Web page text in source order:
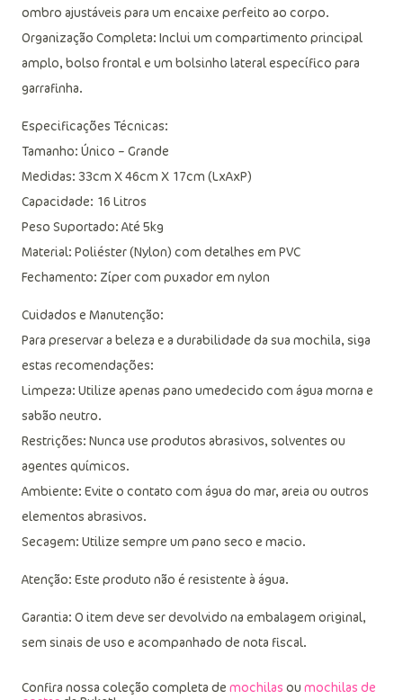
ombro ajustáveis para um encaixe perfeito ao corpo.
Organização Completa: Inclui um compartimento principal
amplo, bolso frontal e um bolsinho lateral específico para
garrafinha.
Especificações Técnicas:
Tamanho: Único – Grande
Medidas: 33cm X 46cm X 17cm (LxAxP)
Capacidade: 16 Litros
Peso Suportado: Até 5kg
Material: Poliéster (Nylon) com detalhes em PVC
Fechamento: Zíper com puxador em nylon
Cuidados e Manutenção:
Para preservar a beleza e a durabilidade da sua mochila, siga
estas recomendações:
Limpeza: Utilize apenas pano umedecido com água morna e
sabão neutro.
Restrições: Nunca use produtos abrasivos, solventes ou
agentes químicos.
Ambiente: Evite o contato com água do mar, areia ou outros
elementos abrasivos.
Secagem: Utilize sempre um pano seco e macio.
Atenção: Este produto não é resistente à água.
Garantia: O item deve ser devolvido na embalagem original,
sem sinais de uso e acompanhado de nota fiscal.
Confira nossa coleção completa de mochilas ou mochilas de